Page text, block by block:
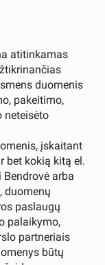
atitinkamas
duomenis
pakeitimo,
neteisėto
įskaitant
bet kokią kitą el.
arba
duomenų
paslaugų
palaikymo,
partneriais
būtų